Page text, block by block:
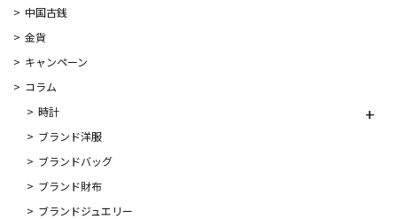
中国古銭
金貨
キャンペーン
コラム
時計
ブランド洋服
ブランドバッグ
ブランド財布
ブランドジュエリー